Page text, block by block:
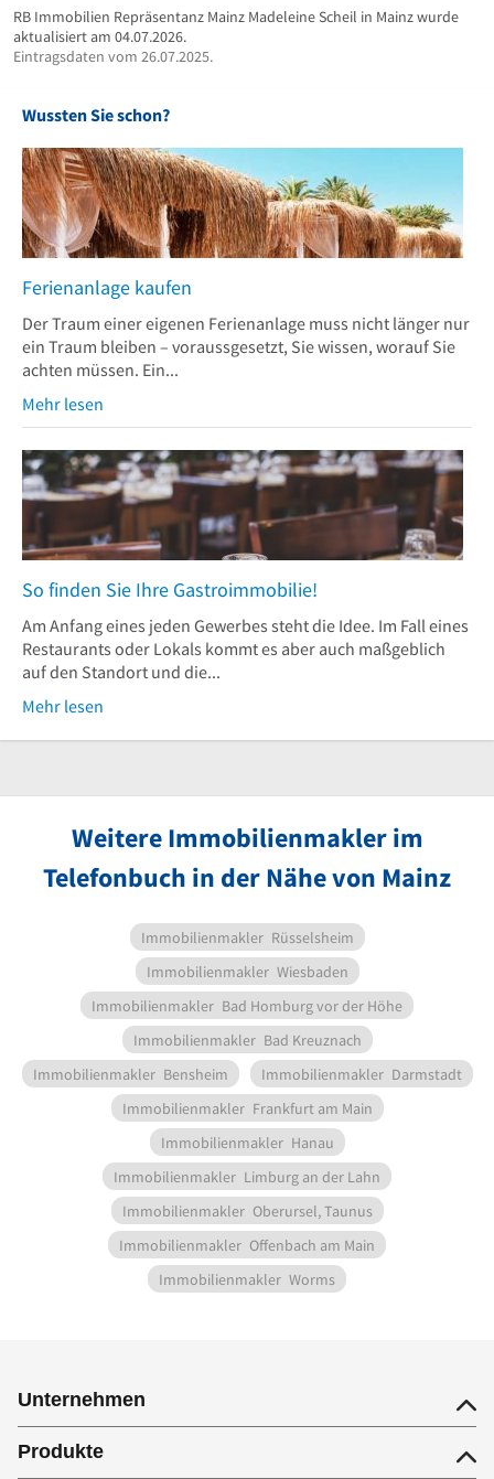
RB Immobilien Repräsentanz Mainz Madeleine Scheil in Mainz wurde
aktualisiert am 04.07.2026.
Eintragsdaten vom 26.07.2025.
Wussten Sie schon?
Ferienanlage kaufen
Der Traum einer eigenen Ferienanlage muss nicht länger nur
ein Traum bleiben – voraussgesetzt, Sie wissen, worauf Sie
achten müssen. Ein...
Mehr lesen
So finden Sie Ihre Gastroimmobilie!
Am Anfang eines jeden Gewerbes steht die Idee. Im Fall eines
Restaurants oder Lokals kommt es aber auch maßgeblich
auf den Standort und die...
Mehr lesen
Weitere Immobilienmakler im
Telefonbuch in der Nähe von Mainz
Immobilienmakler Rüsselsheim
Immobilienmakler Wiesbaden
Immobilienmakler Bad Homburg vor der Höhe
Immobilienmakler Bad Kreuznach
Immobilienmakler Bensheim Immobilienmakler Darmstadt
Immobilienmakler Frankfurt am Main
Immobilienmakler Hanau
Immobilienmakler Limburg an der Lahn
Immobilienmakler Oberursel, Taunus
Immobilienmakler Offenbach am Main
Immobilienmakler Worms
Unternehmen
Produkte